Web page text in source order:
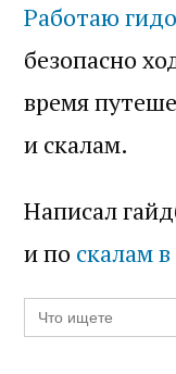
Работаю
безопасно
время
и скалам.
Написал
и по скалам
Search
for: